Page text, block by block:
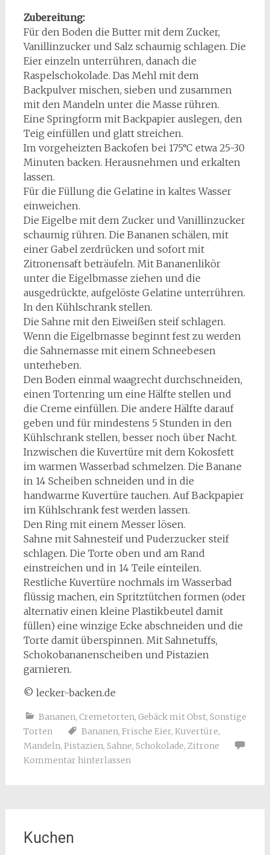
Zubereitung:
Für den Boden die Butter mit dem Zucker,
Vanillinzucker und Salz schaumig schlagen. Die
Eier einzeln unterrühren, danach die
Raspelschokolade. Das Mehl mit dem
Backpulver mischen, sieben und zusammen
mit den Mandeln unter die Masse rühren.
Eine Springform mit Backpapier auslegen, den
Teig einfüllen und glatt streichen.
Im vorgeheizten Backofen bei 175°C etwa 25-30
Minuten backen. Herausnehmen und erkalten
lassen.
Für die Füllung die Gelatine in kaltes Wasser
einweichen.
Die Eigelbe mit dem Zucker und Vanillinzucker
schaumig rühren. Die Bananen schälen, mit
einer Gabel zerdrücken und sofort mit
Zitronensaft beträufeln. Mit Bananenlikör
unter die Eigelbmasse ziehen und die
ausgedrückte, aufgelöste Gelatine unterrühren.
In den Kühlschrank stellen.
Die Sahne mit den Eiweißen steif schlagen.
Wenn die Eigelbmasse beginnt fest zu werden
die Sahnemasse mit einem Schneebesen
unterheben.
Den Boden einmal waagrecht durchschneiden,
einen Tortenring um eine Hälfte stellen und
die Creme einfüllen. Die andere Hälfte darauf
geben und für mindestens 5 Stunden in den
Kühlschrank stellen, besser noch über Nacht.
Inzwischen die Kuvertüre mit dem Kokosfett
im warmen Wasserbad schmelzen. Die Banane
in 14 Scheiben schneiden und in die
handwarme Kuvertüre tauchen. Auf Backpapier
im Kühlschrank fest werden lassen.
Den Ring mit einem Messer lösen.
Sahne mit Sahnesteif und Puderzucker steif
schlagen. Die Torte oben und am Rand
einstreichen und in 14 Teile einteilen.
Restliche Kuvertüre nochmals im Wasserbad
flüssig machen, ein Spritztütchen formen (oder
alternativ einen kleine Plastikbeutel damit
füllen) eine winzige Ecke abschneiden und die
Torte damit überspinnen. Mit Sahnetuffs,
Schokobananenscheiben und Pistazien
garnieren.
© lecker-backen.de
Bananen, Cremetorten, Gebäck mit Obst, Sonstige
Torten
Bananen, Frische Eier, Kuvertüre,
Mandeln, Pistazien, Sahne, Schokolade, Zitrone
Kommentar hinterlassen
Kuchen